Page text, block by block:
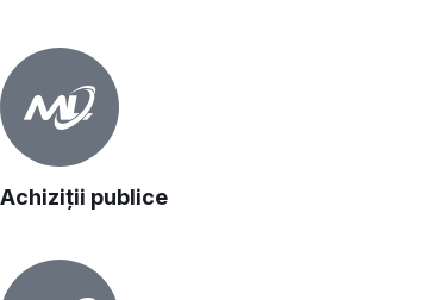
Achiziții publice